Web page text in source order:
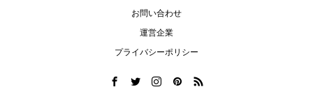
お問い合わせ
運営企業
プライバシーポリシー